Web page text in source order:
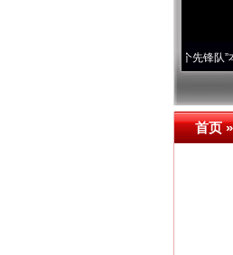
永葆“两个先锋队”本色·[视频]
首页